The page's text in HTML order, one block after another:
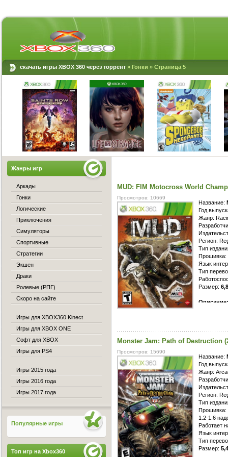
скачать игры XBOX 360 через торрент » Гонки » Страница 5
MUD: FIM Motocross World
Просмотров: 10669
Название:
Год
Жанр:
Регион:
Тип
Прошивка:
Язык
Тип
Размер:
Описание:
вам ждет
байком.
наследует
виду
графика.
Все
вы не
них
будто на
финишу
должное
Monster Jam: Path of Destruction
Просмотров: 15690
Название:
Год
Жанр:
Регион:
Тип
Прошивка:
1.2-1.6
Работает
Язык
Тип
Размер:
Жанры игр
Аркады
Гонки
Логические
Приключения
Симуляторы
Спортивные
Стратегии
Экшен
Драки
Ролевые (РПГ)
Скоро на сайте
Игры для XBOX360 Kinect
Игры для XBOX ONE
Софт для XBOX
Игры для PS4
Игры 2015 года
Игры 2016 года
Игры 2017 года
Популярные игры
Топ игр на Xbox360